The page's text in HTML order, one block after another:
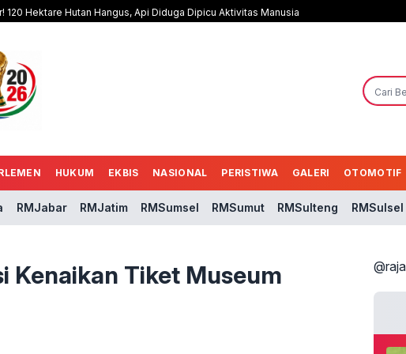
120 Hektare Hutan Hangus, Api Diduga Dipicu Aktivitas Manusia
HUKUM EKBIS NASIONAL PERISTIWA GALERI OTOMOTIF
RMJabar RMJatim RMSumsel RMSumut RMSulteng RMSulsel
Kenaikan Tiket Museum